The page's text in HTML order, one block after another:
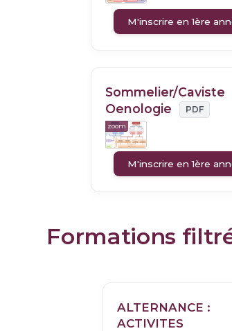
M'inscrire en 1ère
Sommelier/Caviste
Oenologie
PDF
zoom
M'inscrire en 1ère
Formations
ALTERNANCE :
ACTIVITES